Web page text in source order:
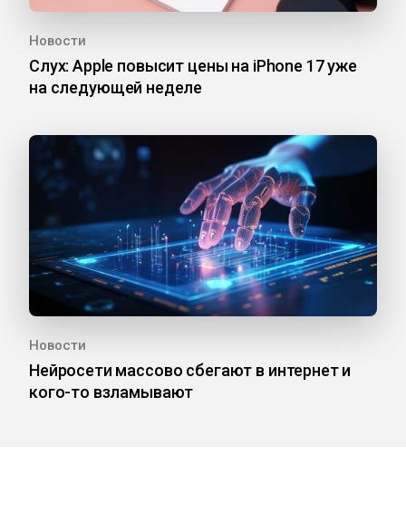
Новости
Слух: Apple повысит цены на iPhone 17 уже
на следующей неделе
Новости
Нейросети массово сбегают в интернет и
кого-то взламывают